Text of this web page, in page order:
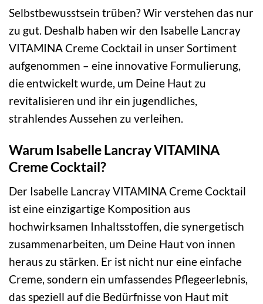
Selbstbewusstsein trüben? Wir verstehen das nur
zu gut. Deshalb haben wir den Isabelle Lancray
VITAMINA Creme Cocktail in unser Sortiment
aufgenommen – eine innovative Formulierung,
die entwickelt wurde, um Deine Haut zu
revitalisieren und ihr ein jugendliches,
strahlendes Aussehen zu verleihen.
Warum Isabelle Lancray VITAMINA
Creme Cocktail?
Der Isabelle Lancray VITAMINA Creme Cocktail
ist eine einzigartige Komposition aus
hochwirksamen Inhaltsstoffen, die synergetisch
zusammenarbeiten, um Deine Haut von innen
heraus zu stärken. Er ist nicht nur eine einfache
Creme, sondern ein umfassendes Pflegeerlebnis,
das speziell auf die Bedürfnisse von Haut mit